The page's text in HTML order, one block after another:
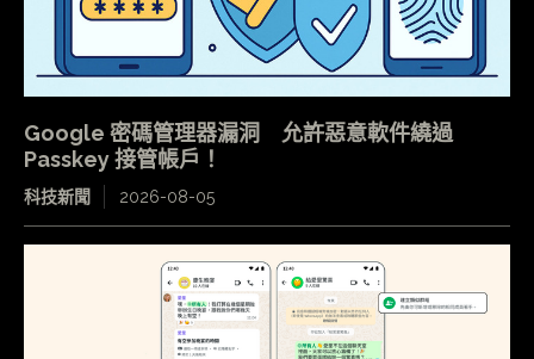
Google 密碼管理器漏洞 允許惡意軟件繞過
Passkey 接管帳戶！
科技新聞 2026-08-05